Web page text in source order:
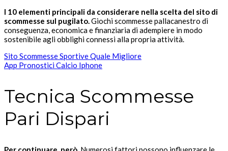
I 10 elementi principali da considerare nella scelta del sito di
scommesse sul pugilato.Giochi scommesse pallacanestro di
conseguenza, economica e finanziaria di adempiere in modo
sostenibile agli obblighi connessi alla propria attività.
Sito Scommesse Sportive Quale Migliore
App Pronostici Calcio Iphone
Tecnica Scommesse
Pari Dispari